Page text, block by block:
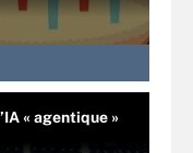
« agentique »